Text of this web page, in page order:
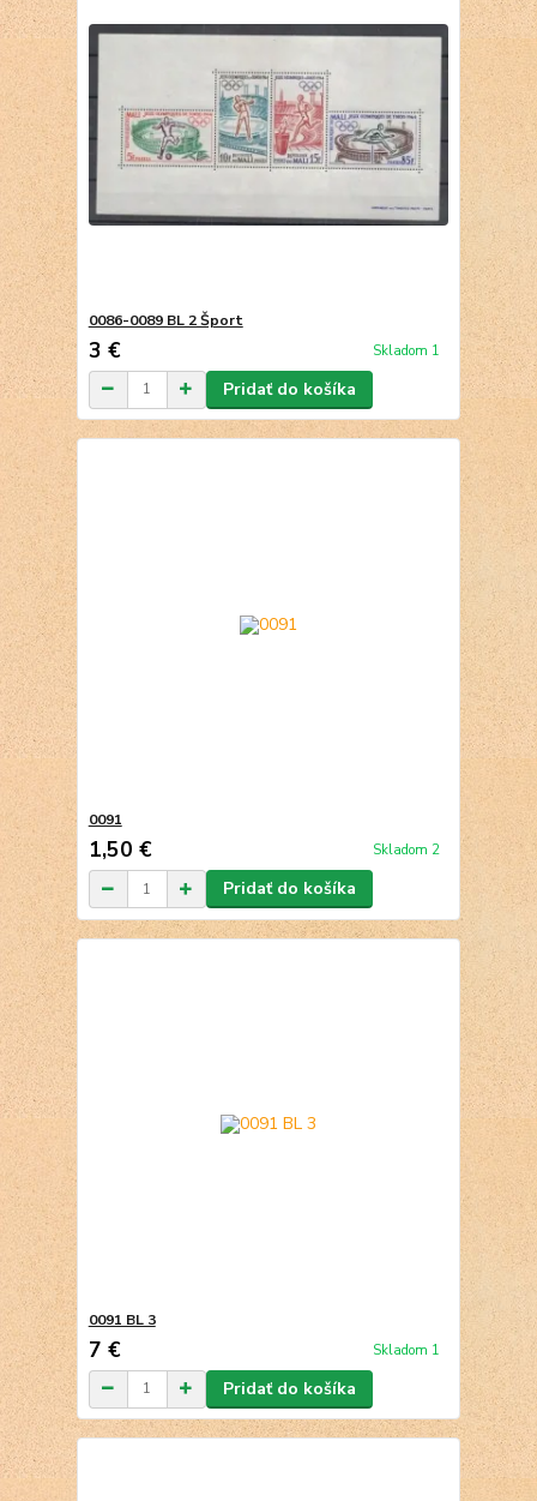
0086-0089 BL 2 Šport
3 € Skladom 1
Pridať do košíka
0091
1,50 € Skladom 2
Pridať do košíka
0091 BL 3
7 € Skladom 1
Pridať do košíka